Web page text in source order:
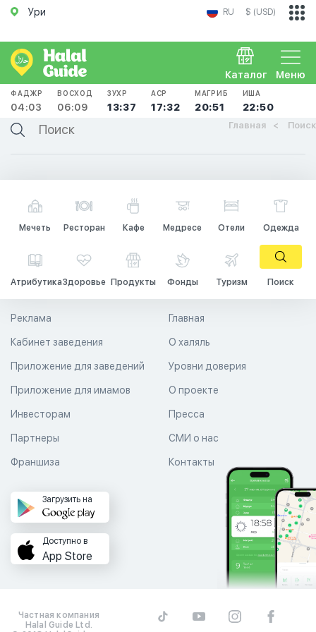
Ури RU $ (USD)
Меню
Каталог
ФАДЖР
04:03
ВОСХОД
06:09
ЗУХР
13:37
АСР
17:32
МАГРИБ
20:51
ИША
22:50
Главная Поиск
Мечеть Ресторан Кафе Медресе Отели Одежда
АтрибутикаЗдоровье Продукты Фонды Туризм Поиск
Главная
О халяль
Уровни доверия
Реклама
Кабинет заведения
Приложение для заведений
Приложение для имамов О проекте
Пресса
СМИ о нас
Контакты
Инвесторам
Партнеры
Франшиза
Загрузить на
Доступно в
App Store
Частная компания
Halal Guide Ltd.